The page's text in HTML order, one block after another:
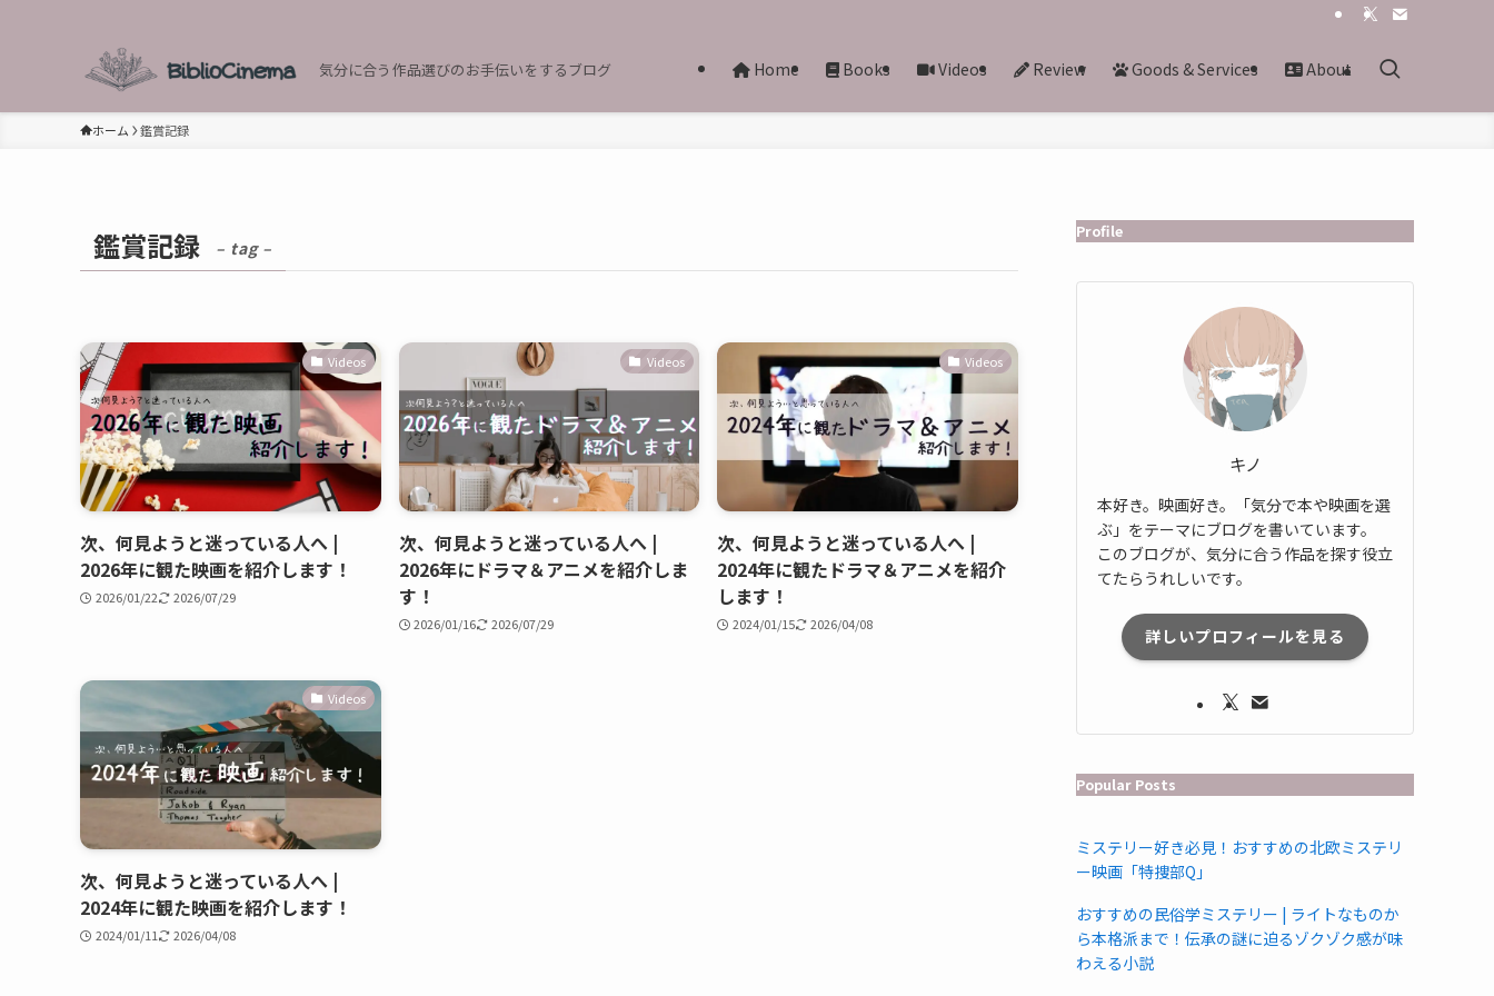
気分に合う作品選びのお手伝いをするブログ Home Books Videos Review Goods & Services About
ホーム 鑑賞記録
鑑賞記録 – tag –
Videos
次、何見ようと迷っている人へ |
2026年に観た映画を紹介します！
2026/01/22 2026/07/29
Videos
次、何見ようと迷っている人へ |
2026年にドラマ＆アニメを紹介しま
す！
2026/01/16 2026/07/29
Videos
次、何見ようと迷っている人へ |
2024年に観たドラマ＆アニメを紹介
します！
2024/01/15 2026/04/08
Videos
次、何見ようと迷っている人へ |
2024年に観た映画を紹介します！
2024/01/11 2026/04/08
Profile
キノ
本好き。映画好き。「気分で本や映画を選
ぶ」をテーマにブログを書いています。
このブログが、気分に合う作品を探す役立
てたらうれしいです。
詳しいプロフィールを見る
Popular Posts
ミステリー好き必見！おすすめの北欧ミステリ
ー映画「特捜部Q」
おすすめの民俗学ミステリー | ライトなものか
ら本格派まで！伝承の謎に迫るゾクゾク感が味
わえる小説